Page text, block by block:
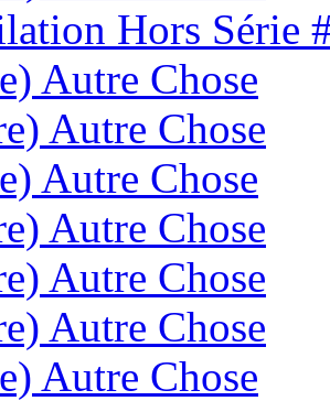
Hors Série
Autre Chose
Autre Chose
Autre Chose
Autre Chose
Autre Chose
Autre Chose
Autre Chose